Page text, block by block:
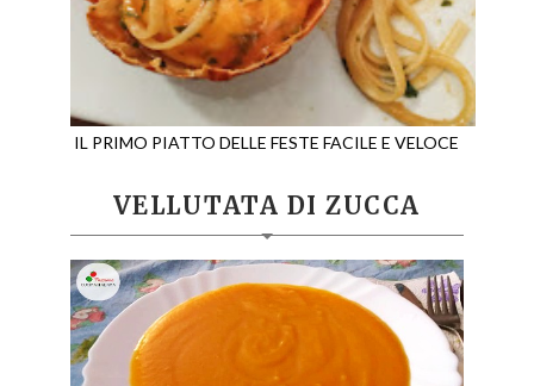
IL PRIMO PIATTO DELLE FESTE FACILE E VELOCE
VELLUTATA DI ZUCCA